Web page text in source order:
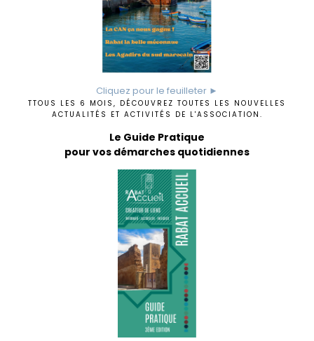
Cliquez pour le feuilleter ►
TTOUS LES 6 MOIS, DÉCOUVREZ TOUTES LES NOUVELLES
ACTUALITÉS ET ACTIVITÉS DE L'ASSOCIATION.
Le Guide Pratique
pour vos démarches quotidiennes